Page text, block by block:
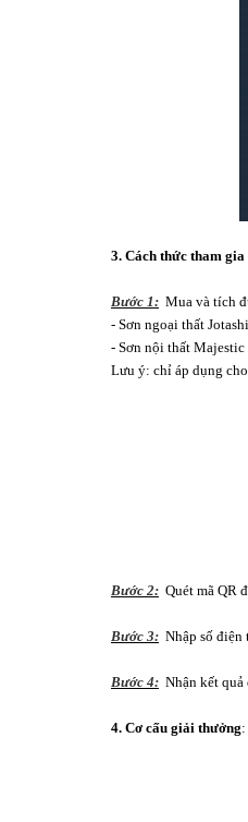
3. Cách thức tham gia
Bước 1: Mua và tích
- Sơn ngoại thất
- Sơn nội thất
Lưu ý: chỉ áp dụng
Bước 2: Quét mã QR
Bước 3: Nhập số điện
Bước 4: Nhận kết
4. Cơ cấu giải thưởng